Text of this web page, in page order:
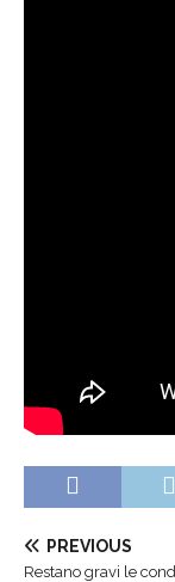
PREVIOUS
Restano gravi le